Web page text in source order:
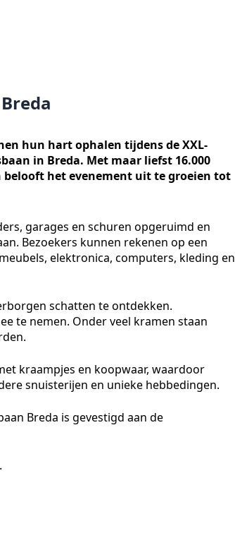
hun hart ophalen tijdens de XXL-
in Breda. Met maar liefst 16.000
het evenement uit te groeien tot
garages en schuren opgeruimd en
Bezoekers kunnen rekenen op een
elektronica, computers, kleding en
schatten te ontdekken.
te nemen. Onder veel kramen staan
kraampjes en koopwaar, waardoor
snuisterijen en unieke hebbedingen.
Breda is gevestigd aan de